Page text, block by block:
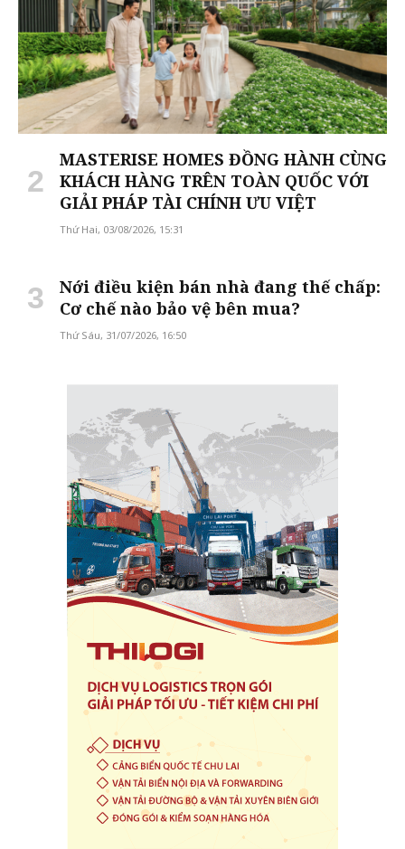
MASTERISE HOMES ĐỒNG HÀNH CÙNG
KHÁCH HÀNG TRÊN TOÀN QUỐC VỚI
GIẢI PHÁP TÀI CHÍNH ƯU VIỆT
Thứ Hai, 03/08/2026, 15:31
Nới điều kiện bán nhà đang thế chấp:
Cơ chế nào bảo vệ bên mua?
Thứ Sáu, 31/07/2026, 16:50